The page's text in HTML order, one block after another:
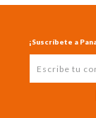
¡Suscríbete a